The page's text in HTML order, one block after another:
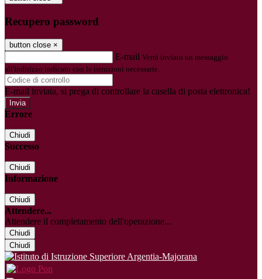
Recupero password
button close ×
E-mail Verrà inviato un messaggio
all'indirizzo indicato con le istruzioni necessarie.
E-mail inviata, si prega di controllare la casella di posta elettronica!
Errore
Chiudi
Successo
Chiudi
Informazione
Chiudi
Attendere...
Attendere il completamento dell'operazione...
Chiudi
Chiudi